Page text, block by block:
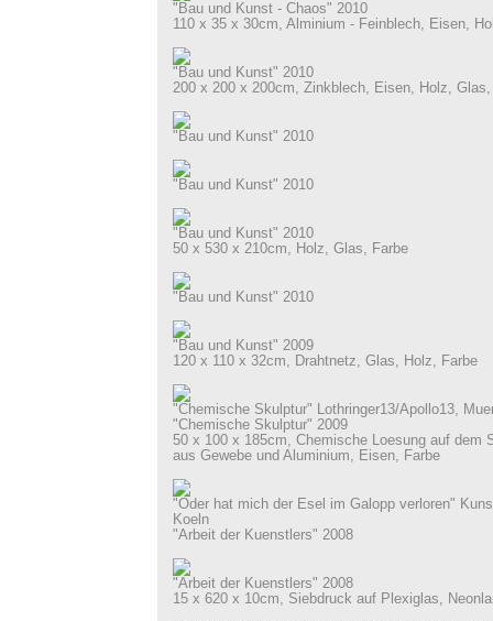
"Bau und Kunst - Chaos" 2010
110 x 35 x 30cm, Alminium - Feinblech, Eisen,
"Bau und Kunst" 2010
200 x 200 x 200cm, Zinkblech, Eisen, Holz, Glas,
"Bau und Kunst" 2010
"Bau und Kunst" 2010
"Bau und Kunst" 2010
50 x 530 x 210cm, Holz, Glas, Farbe
"Bau und Kunst" 2010
"Bau und Kunst" 2009
120 x 110 x 32cm, Drahtnetz, Glas, Holz, Farbe
"Chemische Skulptur" Lothringer13/Apollo13,
"Chemische Skulptur" 2009
50 x 100 x 185cm, Chemische Loesung auf dem
aus Gewebe und Aluminium, Eisen, Farbe
"Oder hat mich der Esel im Galopp verloren"
Koeln
"Arbeit der Kuenstlers" 2008
"Arbeit der Kuenstlers" 2008
15 x 620 x 10cm, Siebdruck auf Plexiglas,